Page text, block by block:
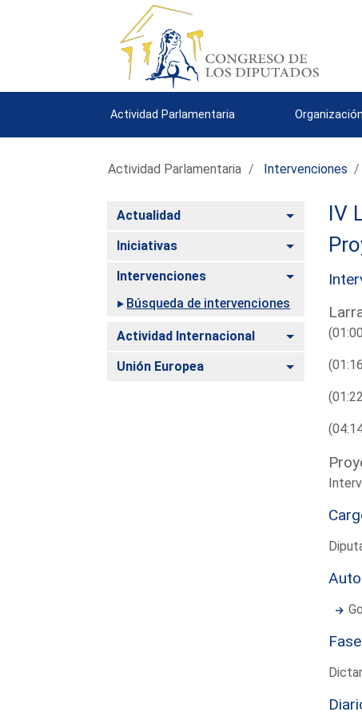
Actividad Parlamentaria
Actividad Parlamentaria Intervenciones
Actualidad Alternar
Iniciativas Alternar
Intervenciones
Alternar
Búsqueda de intervenciones
Actividad Internacional Alternar
Unión Europea Alternar
IV
Fase